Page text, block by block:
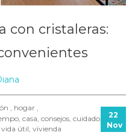
con cristaleras:
, hogar ,
, casa, consejos, cuidado
vida útil, vivienda
22
Nov